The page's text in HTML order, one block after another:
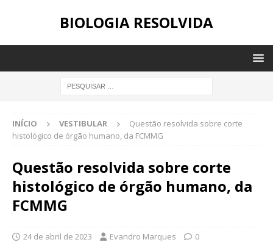
BIOLOGIA RESOLVIDA
INÍCIO VESTIBULAR
Questão resolvida sobre corte
histológico de órgão humano, da FCMMG
Questão resolvida sobre corte
histológico de órgão humano, da
FCMMG
24 de abril de 2023 Evandro Marques 0